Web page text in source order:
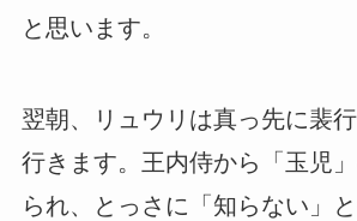
と思います。
翌朝、リュウリは真っ先に裴
行きます。王内侍から「玉児
られ、とっさに「知らない」